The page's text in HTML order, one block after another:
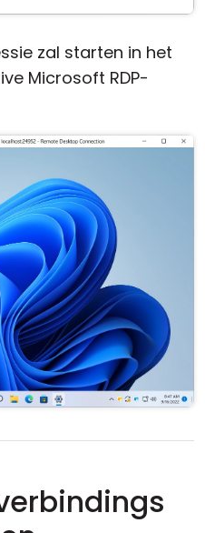
zal starten in het
Microsoft RDP-